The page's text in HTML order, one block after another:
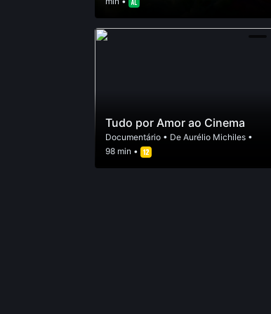
Tudo por Amor ao Cinema
Documentário• De Aurélio Michiles•
98 min •